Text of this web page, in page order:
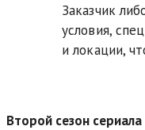
Заказчик
условия,
и локации,
Второй сезон